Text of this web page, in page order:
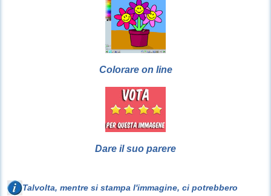
Colorare on line
Dare il suo parere
Talvolta, mentre si stampa l'immagine, ci potrebbero